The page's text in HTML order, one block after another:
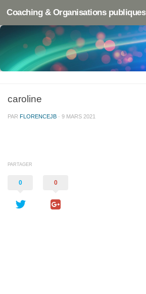
Coaching & Organisations publiques
caroline
PAR FLORENCEJB · 9 MARS 2021
PARTAGER
0 0